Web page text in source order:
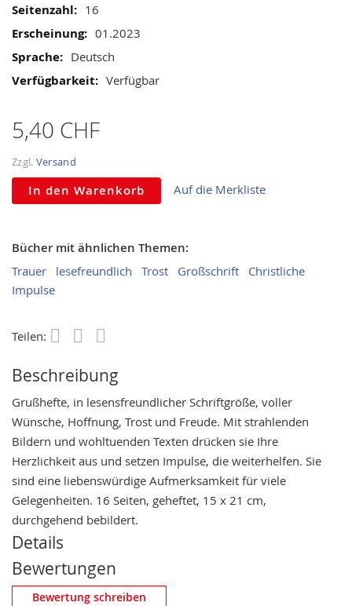
16
01.2023
Deutsch
Verfügbar
5,40 CHF
Zzgl. Versand
In den Warenkorb Auf die Merkliste
Bücher mit ähnlichen Themen:
Trauer lesefreundlich Trost Großschrift
Christliche
Impulse
Teilen:
Beschreibung
Grußhefte, in lesensfreundlicher Schriftgröße, voller
Wünsche, Hoffnung, Trost und Freude. Mit strahlenden
Bildern und wohltuenden Texten drücken sie Ihre
Herzlichkeit aus und setzen Impulse, die weiterhelfen. Sie
sind eine liebenswürdige Aufmerksamkeit für viele
Gelegenheiten. 16 Seiten, geheftet, 15 x 21 cm,
durchgehend bebildert.
Details
Bewertungen
Eigene Bewertung schreiben
Bewertung schreiben